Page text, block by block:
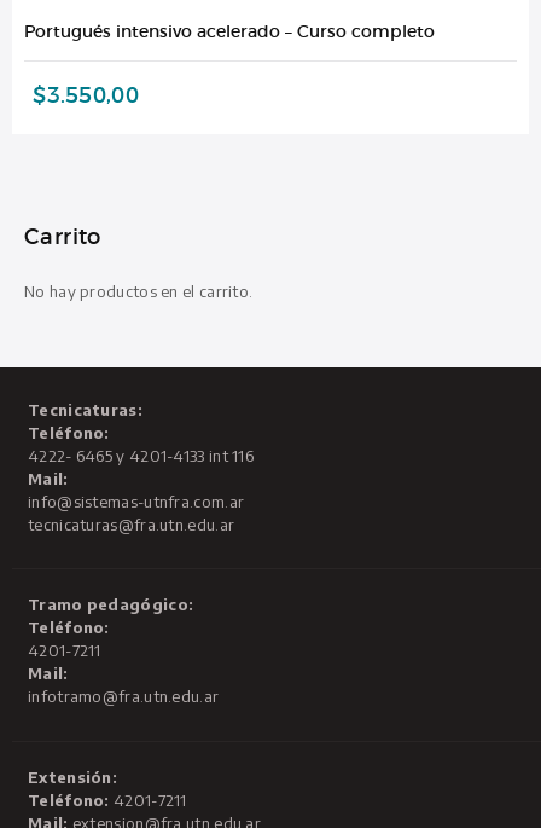
Portugués intensivo acelerado – Curso completo
$3.550,00
Carrito
No hay productos en el carrito.
Tecnicaturas:
Teléfono:
4222- 6465 y 4201-4133 int 116
Mail:
info@sistemas-utnfra.com.ar
tecnicaturas@fra.utn.edu.ar
Tramo pedagógico:
Teléfono:
4201-7211
Mail:
infotramo@fra.utn.edu.ar
Extensión:
Teléfono: 4201-7211
Mail: extension@fra.utn.edu.ar